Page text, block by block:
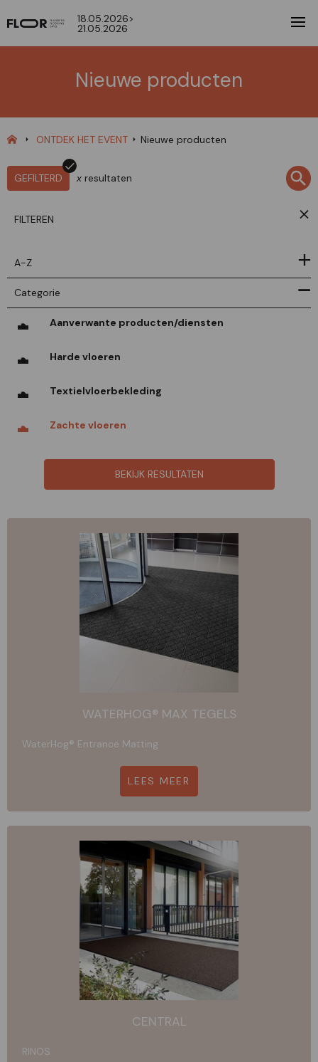
18.05.2026>
21.05.2026
Nieuwe producten
ONTDEK HET EVENT Nieuwe producten
GEFILTERD x resultaten
FILTEREN
A-Z
Categorie
Aanverwante producten/diensten
Harde vloeren
Textielvloerbekleding
Zachte vloeren
BEKIJK RESULTATEN
WATERHOG® MAX TEGELS
WaterHog® Entrance Matting
LEES MEER
CENTRAL
RINOS